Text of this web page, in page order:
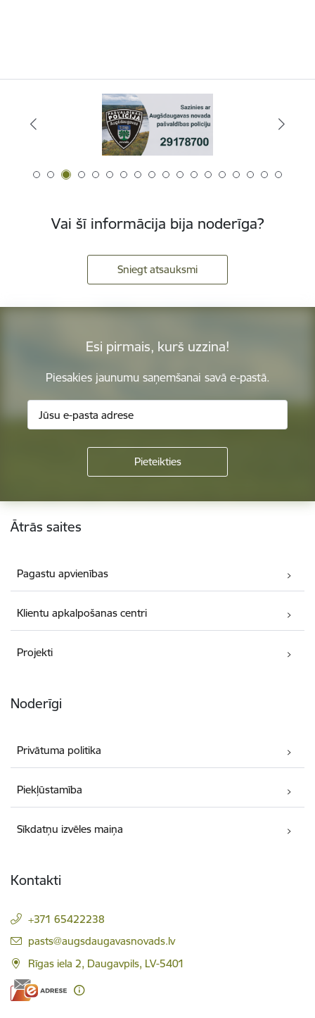
Vai šī informācija bija noderīga?
Sniegt atsauksmi
Esi pirmais, kurš uzzina!
Piesakies jaunumu saņemšanai savā e-pastā.
Kājene
Ātrās saites
Pagastu apvienības
Klientu apkalpošanas centri
Projekti
Noderīgi
Privātuma politika
Piekļūstamība
Sīkdatņu izvēles maiņa
Kontakti
+371 65422238
E-pasts:
pasts@augsdaugavasnovads.lv
Rīgas iela 2, Daugavpils, LV-5401